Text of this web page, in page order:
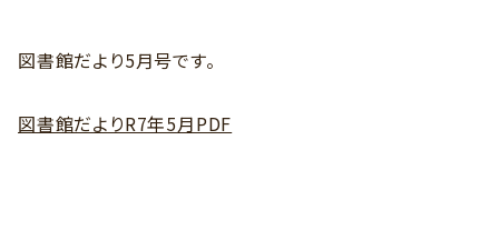
図書館だより5月号です。
図書館だよりR7年5月PDF